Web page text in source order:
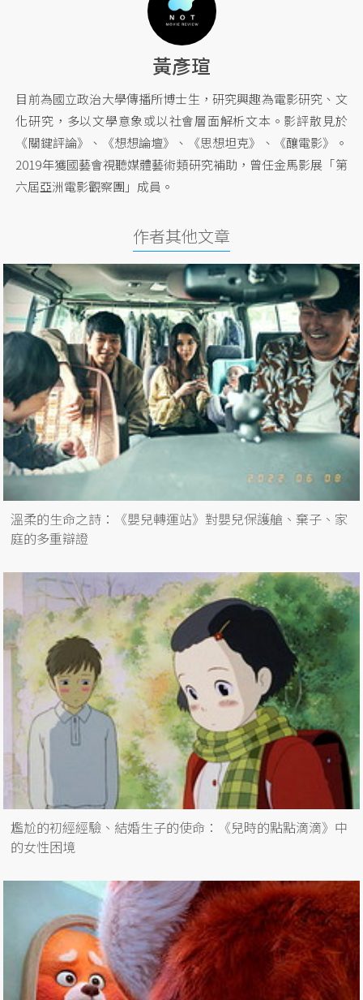
黃彥瑄
目前為國立政治大學傳播所博士生，研究興趣為電影研究、文
化研究，多以文學意象或以社會層面解析文本。影評散見於
《關鍵評論》、《想想論壇》、《思想坦克》、《釀電影》。
2019年獲國藝會視聽媒體藝術類研究補助，曾任金馬影展「第
六屆亞洲電影觀察團」成員。
作者其他文章
溫柔的生命之詩：《嬰兒轉運站》對嬰兒保護艙、棄子、家
庭的多重辯證
尷尬的初經經驗、結婚生子的使命：《兒時的點點滴滴》中
的女性困境